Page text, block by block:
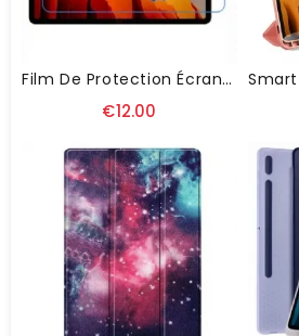
Film De Protection Écran Pour Samsung Galaxy Tab S8 Plus / S7 Plus
€12.00